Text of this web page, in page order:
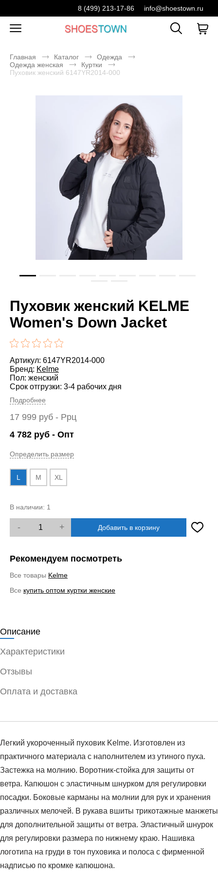
8 (499) 213-17-86 info@shoestown.ru
Главная Каталог
Одежда
Одежда женская
Куртки
Пуховик женский 6147YR2014-000
Пуховик женский KELME
Women's Down Jacket
Артикул: 6147YR2014-000
Бренд: Kelme
Пол: женский
Срок отгрузки: 3-4 рабочих дня
Подробнее
17 999 руб - Ррц
4 782 руб - Опт
Определить размер
L M XL
В наличии: 1
- + Добавить в корзину
Рекомендуем посмотреть
Все товары Kelme
Все купить оптом куртки женские
Описание
Характеристики
Отзывы
Оплата и доставка
Легкий укороченный пуховик Kelme. Изготовлен из
практичного материала с наполнителем из утиного пуха.
Застежка на молнию. Воротник-стойка для защиты от
ветра. Капюшон с эластичным шнурком для регулировки
посадки. Боковые карманы на молнии для рук и хранения
различных мелочей. В рукава вшиты трикотажные манжеты
для дополнительной защиты от ветра. Эластичный шнурок
для регулировки размера по нижнему краю. Нашивка
логотипа на груди в тон пуховика и полоса с фирменной
надписью по кромке капюшона.